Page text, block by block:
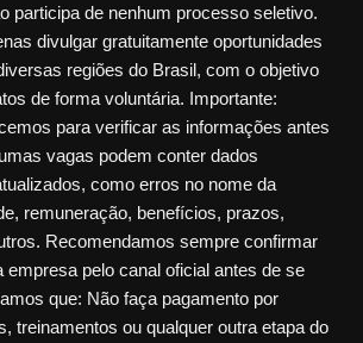
participa de nenhum processo seletivo.
divulgar gratuitamente oportunidades
regiões do Brasil, com o objetivo
de forma voluntária. Importante:
para verificar as informações antes
vagas podem conter dados
como erros no nome da
remuneração, benefícios, prazos,
Recomendamos sempre confirmar
empresa pelo canal oficial antes de se
que: Não faça pagamento por
treinamentos ou qualquer outra etapa do